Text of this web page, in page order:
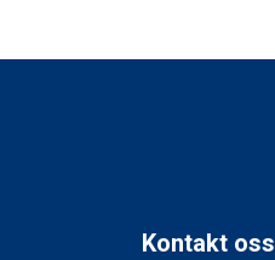
Kontakt oss